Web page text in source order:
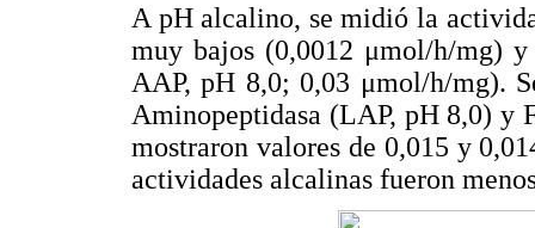
A pH alcalino, se midió la
muy bajos (0,0012 μmol/h/mg)
AAP, pH 8,0; 0,03 μmol/h/mg).
Aminopeptidasa (LAP, pH 8,0) y
mostraron valores de 0,015 y
actividades alcalinas fueron